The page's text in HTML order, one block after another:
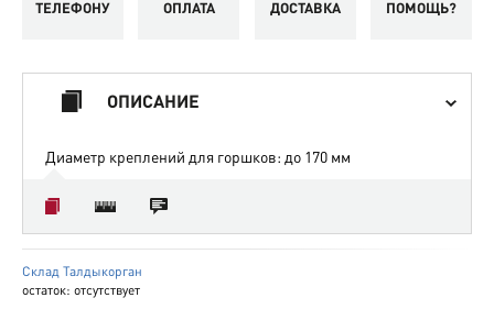
ТЕЛЕФОНУ
ОПЛАТА
ДОСТАВКА
ПОМОЩЬ?
ОПИСАНИЕ
Диаметр креплений для горшков: до 170 мм
Склад Талдыкорган
остаток: отсутствует